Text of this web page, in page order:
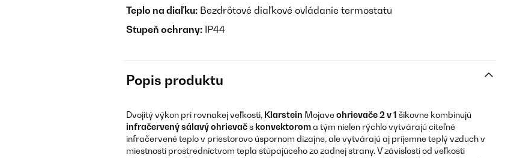
Teplo na diaľku: Bezdrôtové diaľkové ovládanie termostatu
Stupeň ochrany: IP44
Popis produktu
Dvojitý výkon pri rovnakej veľkosti, Klarstein Mojaveohrievače 2 v 1 šikovne kombinujú
infračervený sálavý ohrievačs konvektoroma tým nielen rýchlo vytvárajú citeľné
infračervené teplo v priestorovo úspornom dizajne, ale vytvárajú aj príjemne teplý vzduch v
miestnosti prostredníctvom tepla stúpajúceho zo zadnej strany. V závislosti od veľkosti